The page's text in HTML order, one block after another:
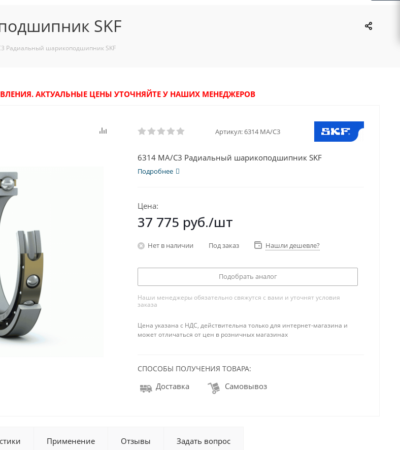
SKF
Радиальный шарикоподшипник SKF
АКТУАЛЬНЫЕ ЦЕНЫ УТОЧНЯЙТЕ У НАШИХ МЕНЕДЖЕРОВ
Артикул:6314 MA/C3
6314 MA/C3 Радиальный шарикоподшипник SKF
Подробнее
Цена:
37 775 руб./шт
Нет в наличии Под заказ Нашли дешевле?
Подобрать аналог
Наши менеджеры обязательно свяжутся с вами и уточнят условия
заказа
Цена указана с НДС, действительна только для интернет-магазина и
может отличаться от цен в розничных магазинах
СПОСОБЫ ПОЛУЧЕНИЯ ТОВАРА:
Доставка Самовывоз
Применение Отзывы Задать вопрос